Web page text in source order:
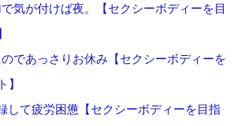
気が付けば夜。【セクシーボディーを目
であっさりお休み【セクシーボディーを
】
して疲労困憊【セクシーボディーを目指